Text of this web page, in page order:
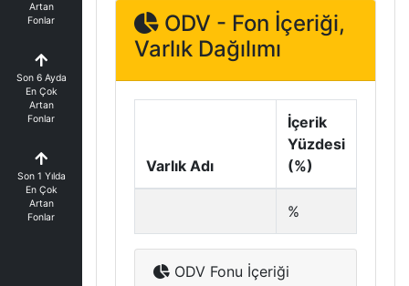
Artan
Fonlar
Son 6 Ayda
En Çok
Artan
Fonlar
Son 1 Yılda
En Çok
Artan
Fonlar
ODV - Fon İçeriği,
Varlık Dağılımı
Varlık Adı
İçerik
Yüzdesi
(%)
%
ODV Fonu İçeriği